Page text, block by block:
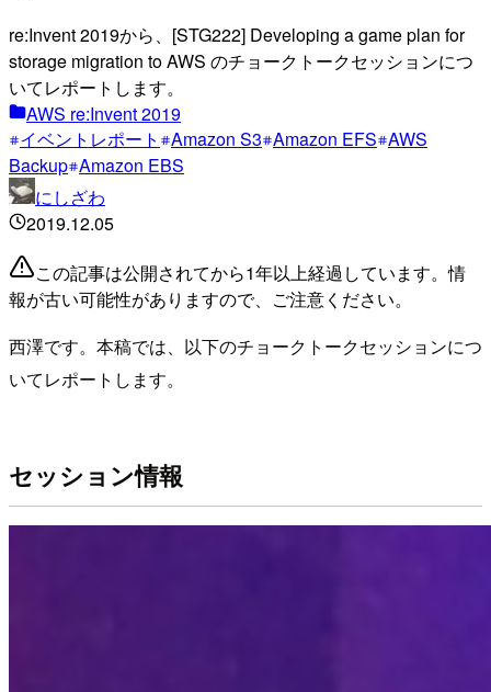
re:Invent 2019から、[STG222] Developing a game plan for
storage migration to AWS のチョークトークセッションにつ
いてレポートします。
AWS re:Invent 2019
イベントレポート
Amazon S3 Amazon EFS AWS
Backup Amazon EBS
にしざわ
2019.12.05
この記事は公開されてから1年以上経過しています。情
報が古い可能性がありますので、ご注意ください。
西澤です。本稿では、以下のチョークトークセッションにつ
いてレポートします。
セッション情報